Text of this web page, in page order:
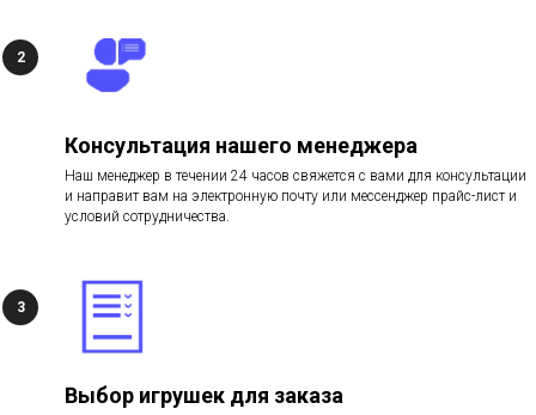
Консультация нашего менеджера
Наш менеджер в течении 24 часов свяжется с вами для консультации
и направит вам на электронную почту или мессенджер прайс-лист и
условий сотрудничества.
Выбор игрушек для заказа